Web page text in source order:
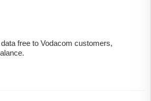
free to Vodacom customers,